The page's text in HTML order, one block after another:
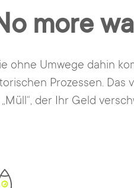
more
ohne Umwege dahin
Prozessen.
der Ihr Geld